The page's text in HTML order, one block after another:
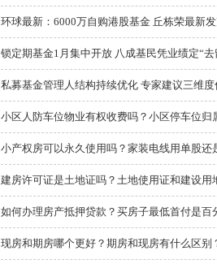
环球最新：6000万自购港股基金 丘栋荣最新
锁定期基金1月集中开放 八成基民凭业绩定“去
私募基金管理人结构持续优化 专家建议三维
小区人防车位物业有权收费吗？小区停车位归
小产权房可以永久使用吗？家装电线用单股还
建房许可证是土地证吗？土地使用证和建设用
如何办理房产抵押贷款？买房子最低首付是百
现房和期房哪个更好？期房和现房有什么区别